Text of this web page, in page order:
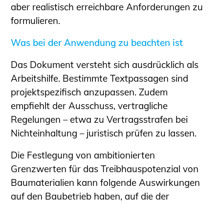
aber realistisch erreichbare Anforderungen zu
formulieren.
Was bei der Anwendung zu beachten ist
Das Dokument versteht sich ausdrücklich als
Arbeitshilfe. Bestimmte Textpassagen sind
projektspezifisch anzupassen. Zudem
empfiehlt der Ausschuss, vertragliche
Regelungen – etwa zu Vertragsstrafen bei
Nichteinhaltung – juristisch prüfen zu lassen.
Die Festlegung von ambitionierten
Grenzwerten für das Treibhauspotenzial von
Baumaterialien kann folgende Auswirkungen
auf den Baubetrieb haben, auf die der